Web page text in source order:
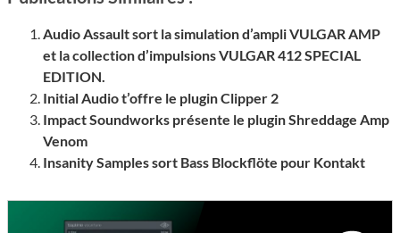
Audio Assault sort la simulation d’ampli VULGAR AMP
et la collection d’impulsions VULGAR 412 SPECIAL
EDITION.
Initial Audio t’offre le plugin Clipper 2
Impact Soundworks présente le plugin Shreddage Amp
Venom
Insanity Samples sort Bass Blockflöte pour Kontakt